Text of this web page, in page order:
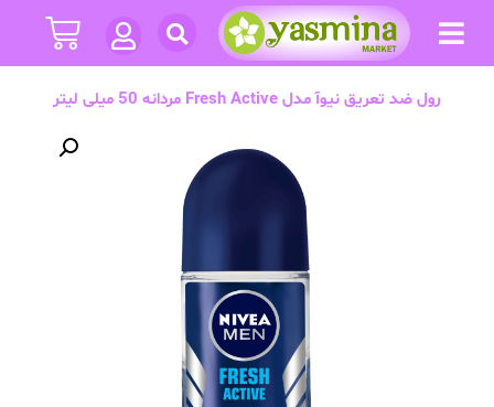
رول ضد تعریق نیوآ مدل Fresh Active مردانه 50 میلی لیتر